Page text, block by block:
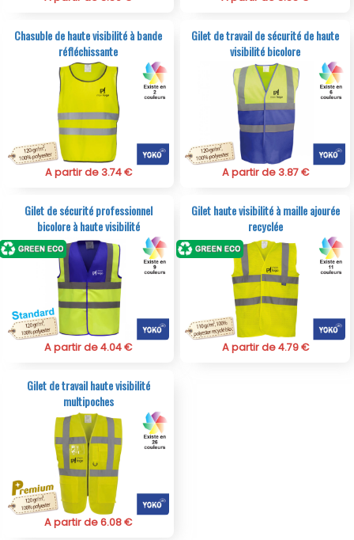
Chasuble de haute visibilité à bande
réfléchissante
A partir de 3.74 €
Gilet de travail de sécurité de haute
visibilité bicolore
A partir de 3.87 €
Gilet de sécurité professionnel
bicolore à haute visibilité
A partir de 4.04 €
Gilet haute visibilité à maille ajourée
recyclée
A partir de 4.79 €
Gilet de travail haute visibilité
multipoches
A partir de 6.08 €